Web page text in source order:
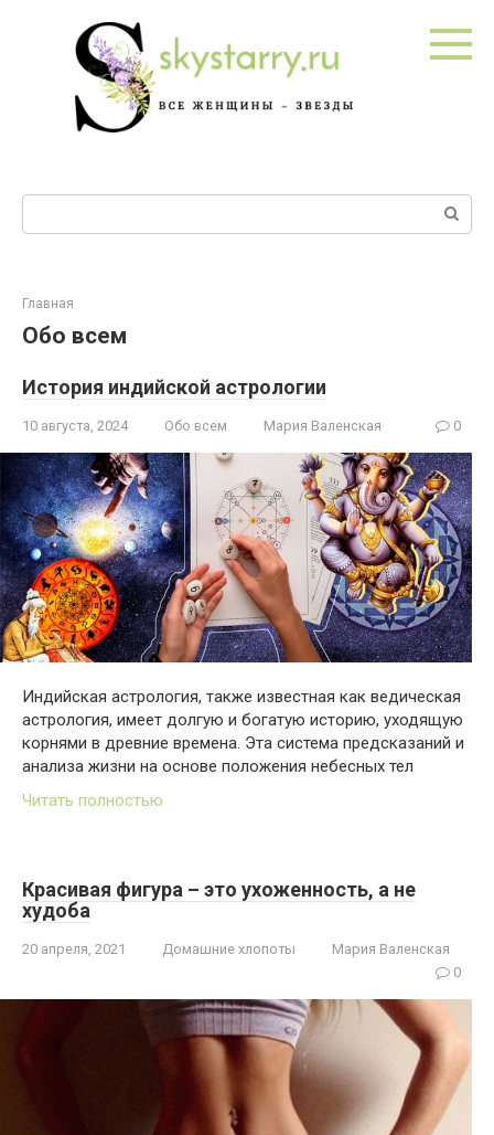
Поиск:
Главная
Обо всем
История индийской астрологии
10 августа, 2024 Обо всем Мария Валенская 0
Индийская астрология, также известная как ведическая
астрология, имеет долгую и богатую историю, уходящую
корнями в древние времена. Эта система предсказаний и
анализа жизни на основе положения небесных тел
Читать полностью
Красивая фигура – это ухоженность, а не
худоба
20 апреля, 2021 Домашние хлопоты
Мария Валенская
0